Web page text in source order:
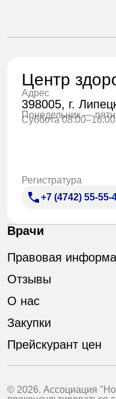
Центр
Адрес
398005, г.
Понедельник —
Суббота 08:00–16:00
Регистратура
+7 (4742) 55-55-
Врачи
Правовая
Отзывы
О нас
Закупки
Прейскурант цен
© 2026. Ассоциация